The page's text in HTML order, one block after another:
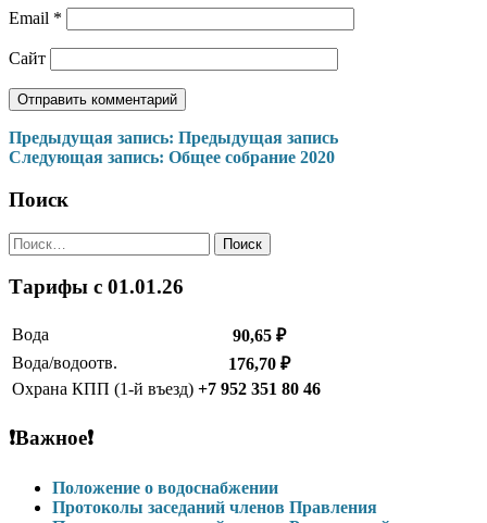
Email *
Сайт
Навигация
по
записям
Предыдущая запись: Предыдущая запись
Следующая запись: Общее собрание 2020
Поиск
Найти:
Тарифы c 01.01.26
Вода
90,65 ₽
Вода/водоотв.
176,70 ₽
Охрана КПП (1-й въезд) +7 952 351 80 46
❗Важное❗
Положение о водоснабжении
Протоколы заседаний членов Правления